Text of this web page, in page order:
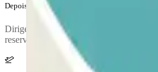
Depois da tua viagem
Dirige-te ao posto de controlo (ou caixa
reserva é que deverás pagar a diferença